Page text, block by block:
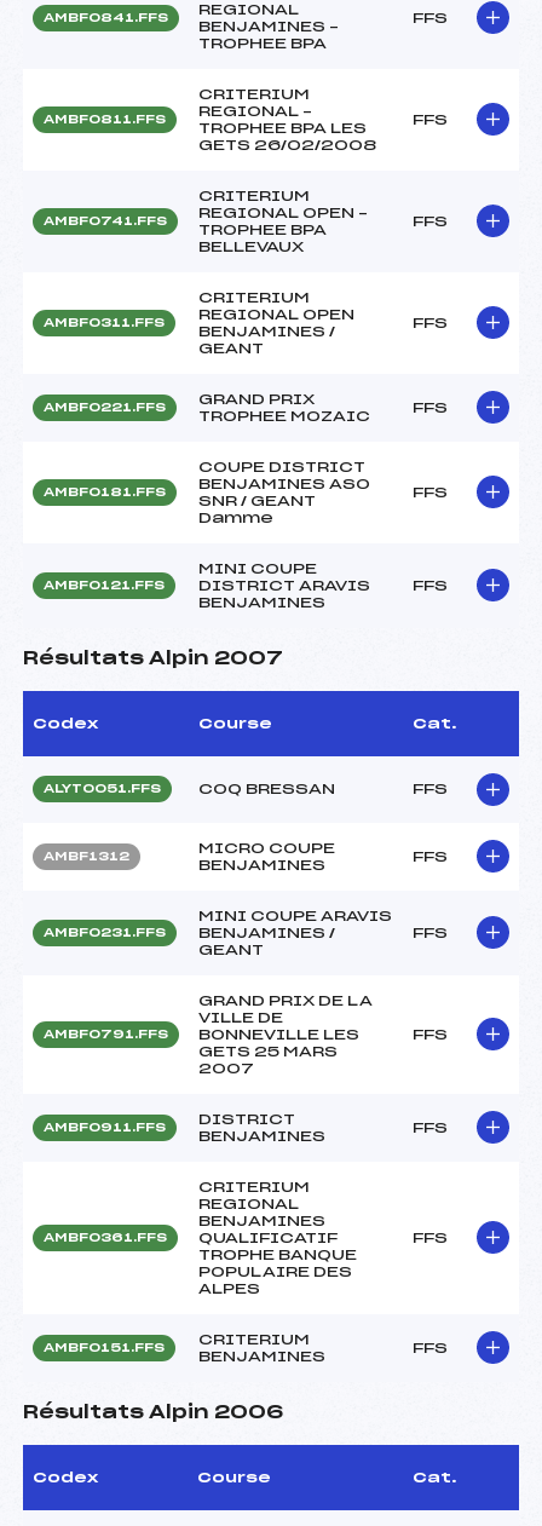
AMBF0841.FFS
REGIONAL
BENJAMINES –
TROPHEE BPA
FFS
AMBF0811.FFS
CRITERIUM
REGIONAL –
TROPHEE BPA LES
GETS 26/02/2008
FFS
AMBF0741.FFS
CRITERIUM
REGIONAL OPEN –
TROPHEE BPA
BELLEVAUX
FFS
AMBF0311.FFS
CRITERIUM
REGIONAL OPEN
BENJAMINES /
GEANT
FFS
AMBF0221.FFS
GRAND PRIX
TROPHEE MOZAIC
FFS
AMBF0181.FFS
COUPE DISTRICT
BENJAMINES ASO
SNR / GEANT
Damme
FFS
AMBF0121.FFS
MINI COUPE
DISTRICT ARAVIS
BENJAMINES
FFS
Résultats Alpin 2007
Codex Course Cat.
ALYT0051.FFS COQ BRESSAN FFS
AMBF1312
MICRO COUPE
BENJAMINES
FFS
AMBF0231.FFS
MINI COUPE ARAVIS
BENJAMINES /
GEANT
FFS
AMBF0791.FFS
GRAND PRIX DE LA
VILLE DE
BONNEVILLE LES
GETS 25 MARS
2007
FFS
AMBF0911.FFS
DISTRICT
BENJAMINES
FFS
AMBF0361.FFS
CRITERIUM
REGIONAL
BENJAMINES
QUALIFICATIF
TROPHE BANQUE
POPULAIRE DES
ALPES
FFS
AMBF0151.FFS
CRITERIUM
BENJAMINES
FFS
Résultats Alpin 2006
Codex Course Cat.